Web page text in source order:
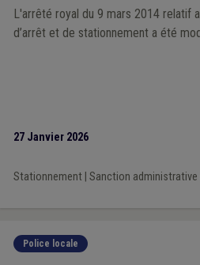
L'arrêté royal du 9 mars 2014 relatif
d’arrêt et de stationnement a été
27 Janvier 2026
Stationnement| Sanction administrative
Police locale